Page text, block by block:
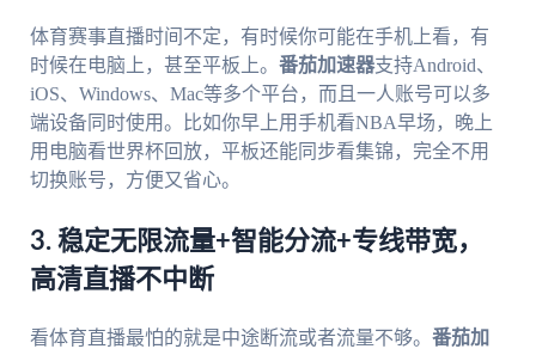
体育赛事直播时间不定，有时候你可能在手机上看，有
时候在电脑上，甚至平板上。 番茄加速器支持Android、
iOS、Windows、Mac等多个平台，而且一人账号可以多
端设备同时使用。比如你早上用手机看NBA早场，晚上
用电脑看世界杯回放，平板还能同步看集锦，完全不用
切换账号，方便又省心。
3. 稳定无限流量+智能分流+专线带宽，
高清直播不中断
看体育直播最怕的就是中途断流或者流量不够。 番茄加